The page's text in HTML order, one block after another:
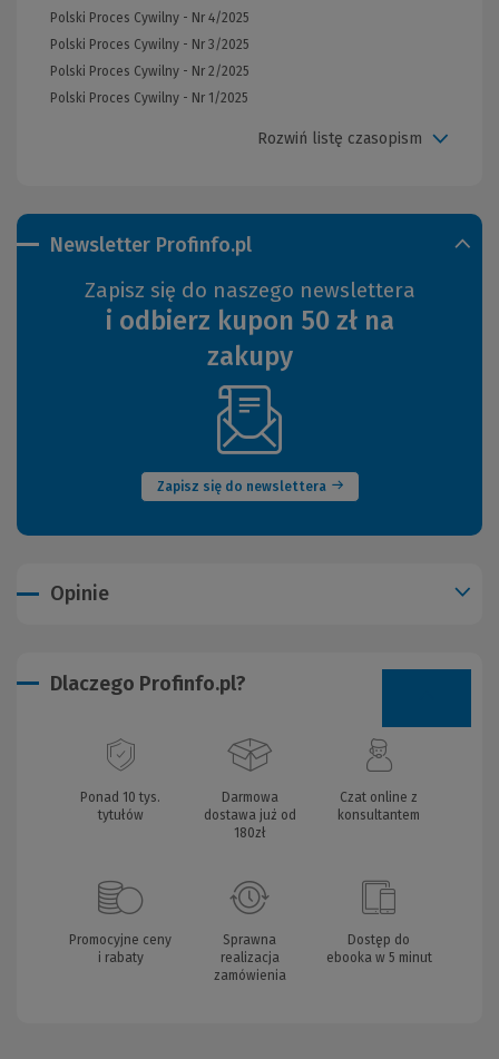
Newsletter Profinfo.pl
Zapisz się do naszego newslettera
i odbierz kupon 50 zł na
zakupy
Zapisz się do newslettera
(Nowe
okno)
Polski Proces Cywilny - Nr 4/2025
Polski Proces Cywilny - Nr 3/2025
Polski Proces Cywilny - Nr 2/2025
Polski Proces Cywilny - Nr 1/2025
Rozwiń listę czasopism
Opinie
Dlaczego Profinfo.pl?
Ponad 10 tys.
tytułów
Darmowa
dostawa już od
180zł
Czat online z
konsultantem
Promocyjne ceny
i rabaty
Sprawna
realizacja
zamówienia
Dostęp do
ebooka w 5 minut